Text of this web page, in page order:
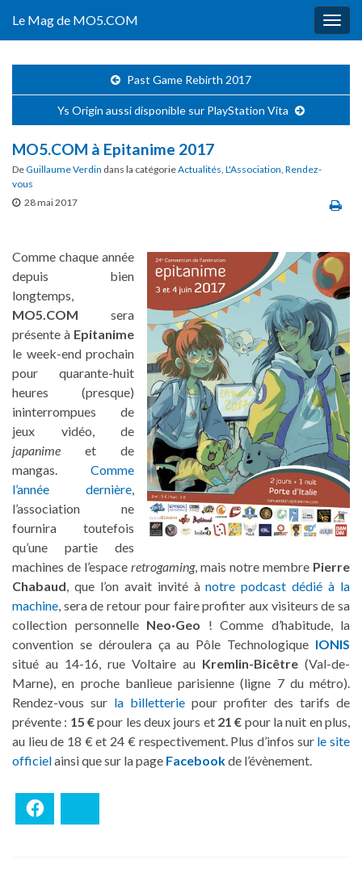
Le Mag de MO5.COM
Past Game Rebirth 2017
Ys Origin aussi disponible sur PlayStation Vita
MO5.COM à Epitanime 2017
DeGuillaume Verdin dans la catégorieActualités, L'Association, Rendez-
vous
28 mai 2017
Comme chaque année
depuis bien
longtemps,
MO5.COM sera
présente à Epitanime
le week-end prochain
pour quarante-huit
heures (presque)
ininterrompues de
jeux vidéo, de
japanime et de
mangas. Comme
l’année dernière,
l’association ne
fournira toutefois
qu’une partie des
machines de l’espace retrogaming, mais notre membre Pierre
Chabaud, que l’on avait invité ànotre podcast dédié à la
machine, sera de retour pour faire profiter aux visiteurs de sa
collection personnelle Neo·Geo ! Comme d’habitude, la
convention se déroulera ça au Pôle Technologique IONIS
situé au 14-16, rue Voltaire au Kremlin-Bicêtre (Val-de-
Marne), en proche banlieue parisienne (ligne 7 du métro).
Rendez-vous sur la billetterie pour profiter des tarifs de
prévente : 15 €pour les deux jours et 21 € pour la nuit en plus,
au lieu de 18 € et 24 € respectivement. Plus d’infos sur le site
officielainsi que sur la page Facebookde l’évènement.